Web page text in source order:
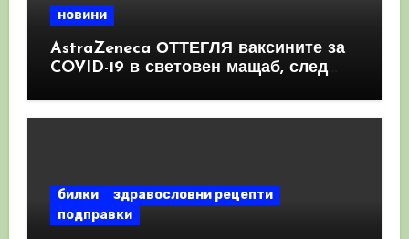
новини
AstraZeneca ОТТЕГЛЯ ваксините за
COVID-19 в световен мащаб, след
КРЪВНИ съсиреци
билки
здравословни рецепти
подправки